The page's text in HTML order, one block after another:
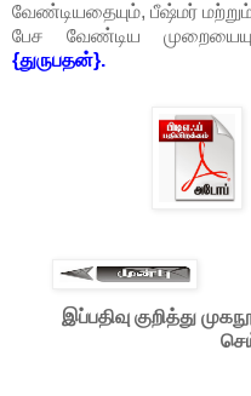
வேண்டியதையும், பீஷ்மர்
பேச வேண்டிய
{துருபதன்}.
இப்பதிவு குறித்து